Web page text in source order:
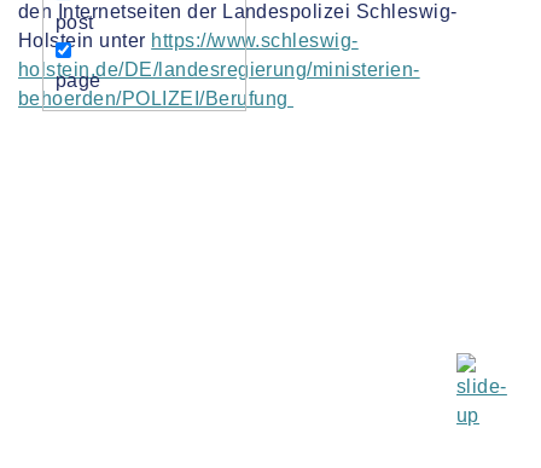
post
page
den Internetseiten der Landespolizei Schleswig-
Holstein unter https://www.schleswig-
holstein.de/DE/landesregierung/ministerien-
behoerden/POLIZEI/Berufung